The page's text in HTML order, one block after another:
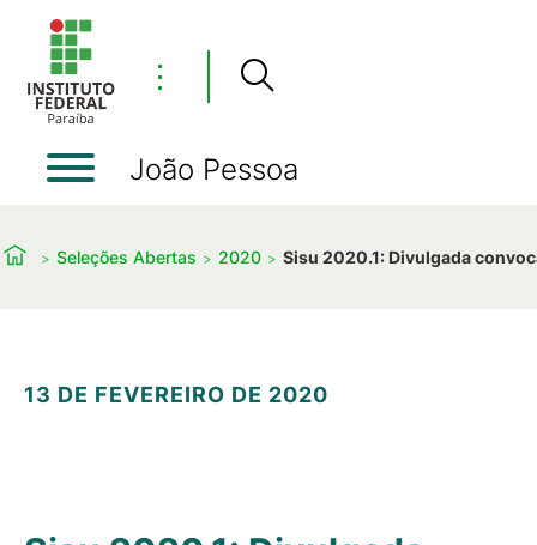
⋮
João Pessoa
Seleções Abertas 2020 Sisu 2020.1: Divulgada
13 DE FEVEREIRO DE 2020